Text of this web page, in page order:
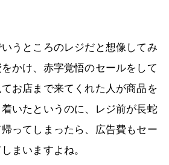
うところのレジだと想像してみ
かけ、赤字覚悟のセールをして
お店まで来てくれた人が商品を
いたというのに、レジ前が長蛇
ってしまったら、広告費もセー
まいますよね。